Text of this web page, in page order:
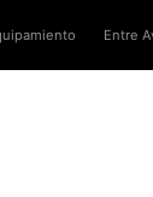
Entre